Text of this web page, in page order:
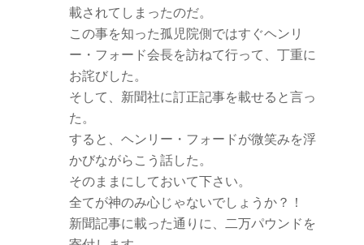
載されてしまったのだ。
この事を知った孤児院側ではすぐヘンリ
ー・フォード会長を訪ねて行って、丁重に
お詫びした。
そして、新聞社に訂正記事を載せると言っ
た。
すると、ヘンリー・フォードが微笑みを浮
かびながらこう話した。
そのままにしておいて下さい。
全てが神のみ心じゃないでしょうか？！
新聞記事に載った通りに、二万パウンドを